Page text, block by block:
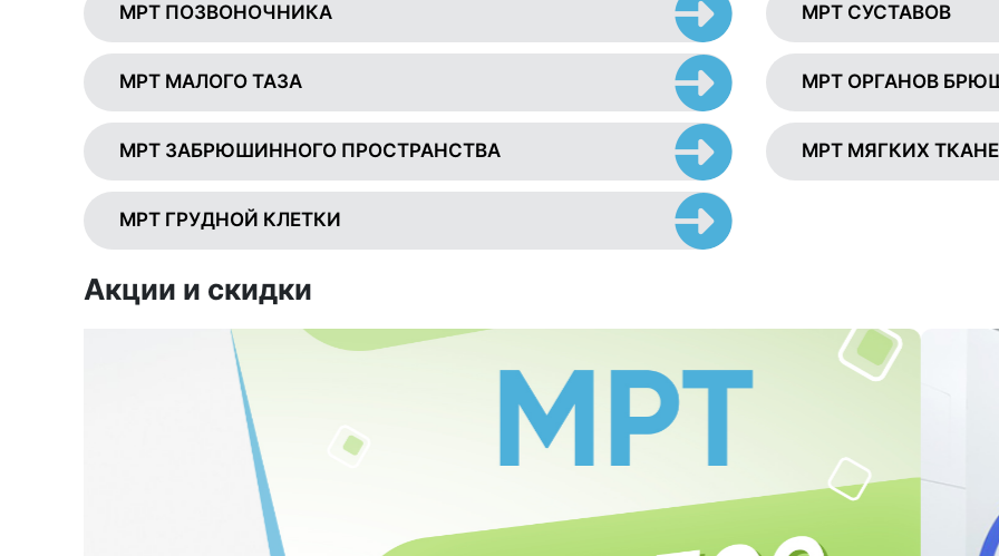
МРТ ПОЗВОНОЧНИКА
МРТ МАЛОГО ТАЗА
МРТ ЗАБРЮШИННОГО ПРОСТРАНСТВА
МРТ ГРУДНОЙ КЛЕТКИ
МРТ СУСТАВОВ
МРТ ОРГАНОВ
МРТ МЯГКИХ
Акции и скидки